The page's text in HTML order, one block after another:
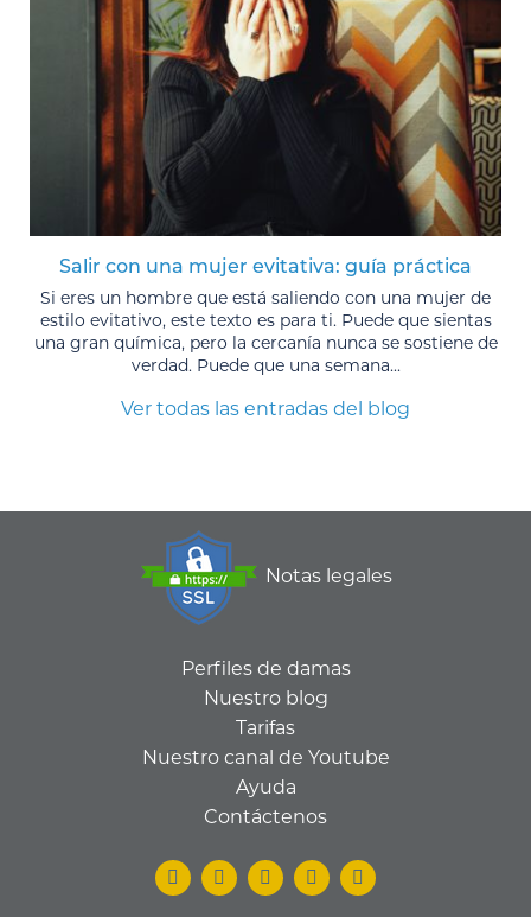
Salir con una mujer evitativa: guía práctica
Si eres un hombre que está saliendo con una mujer de
estilo evitativo, este texto es para ti. Puede que sientas
una gran química, pero la cercanía nunca se sostiene de
verdad. Puede que una semana...
Ver todas las entradas del blog
Notas legales
Perfiles de damas
Nuestro blog
Tarifas
Nuestro canal de Youtube
Ayuda
Contáctenos